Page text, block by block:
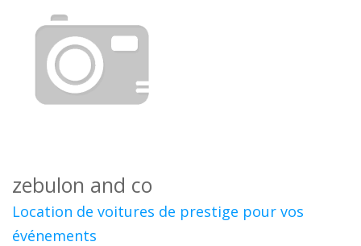
zebulon and co
Location de voitures de prestige pour vos
événements